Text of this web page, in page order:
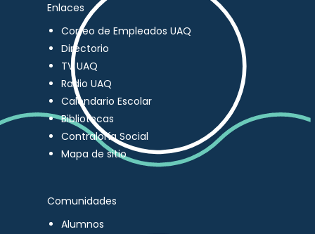
Enlaces
Correo de Empleados UAQ
Directorio
TV UAQ
Radio UAQ
Calendario Escolar
Bibliotecas
Contraloría Social
Mapa de sitio
Comunidades
Alumnos